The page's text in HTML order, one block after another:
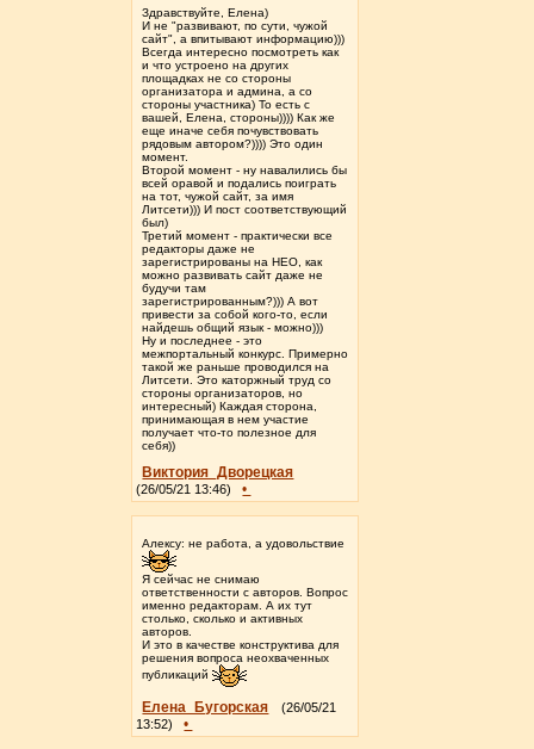
Здравствуйте, Елена)
И не "развивают, по сути, чужой
сайт", а впитывают информацию)))
Всегда интересно посмотреть как
и что устроено на других
площадках не со стороны
организатора и админа, а со
стороны участника) То есть с
вашей, Елена, стороны)))) Как же
еще иначе себя почувствовать
рядовым автором?)))) Это один
момент.
Второй момент - ну навалились бы
всей оравой и подались поиграть
на тот, чужой сайт, за имя
Литсети))) И пост соответствующий
был)
Третий момент - практически все
редакторы даже не
зарегистрированы на НЕО, как
можно развивать сайт даже не
будучи там
зарегистрированным?))) А вот
привести за собой кого-то, если
найдешь общий язык - можно)))
Ну и последнее - это
межпортальный конкурс. Примерно
такой же раньше проводился на
Литсети. Это каторжный труд со
стороны организаторов, но
интересный) Каждая сторона,
принимающая в нем участие
получает что-то полезное для
себя))
Виктория_Дворецкая
(26/05/21 13:46) •
Алексу: не работа, а удовольствие
Я сейчас не снимаю
ответственности с авторов. Вопрос
именно редакторам. А их тут
столько, сколько и активных
авторов.
И это в качестве конструктива для
решения вопроса неохваченных
публикаций
Елена_Бугорская
(26/05/21
13:52)
•